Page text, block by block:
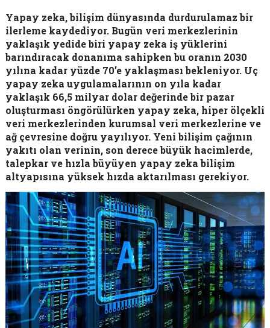
Yapay zeka, bilişim dünyasında durdurulamaz bir
ilerleme kaydediyor. Bugün veri merkezlerinin
yaklaşık yedide biri yapay zeka iş yüklerini
barındıracak donanıma sahipken bu oranın 2030
yılına kadar yüzde 70’e yaklaşması bekleniyor. Uç
yapay zeka uygulamalarının on yıla kadar
yaklaşık 66,5 milyar dolar değerinde bir pazar
oluşturması öngörülürken yapay zeka, hiper ölçekli
veri merkezlerinden kurumsal veri merkezlerine ve
ağ çevresine doğru yayılıyor. Yeni bilişim çağının
yakıtı olan verinin, son derece büyük hacimlerde,
talepkar ve hızla büyüyen yapay zeka bilişim
altyapısına yüksek hızda aktarılması gerekiyor.